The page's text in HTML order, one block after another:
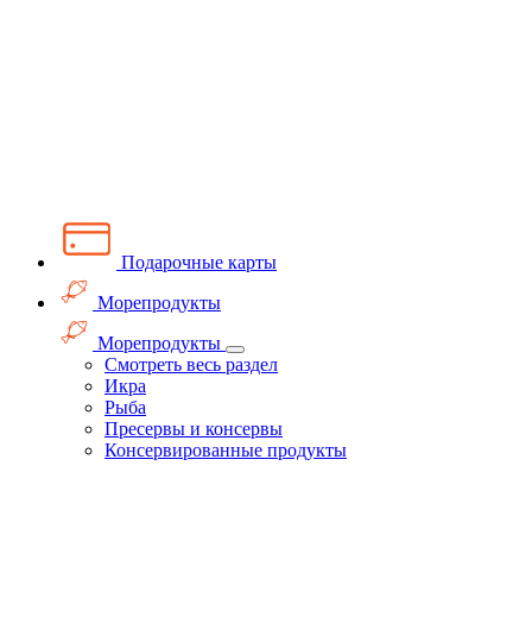
Подарочные карты
Морепродукты
Морепродукты
Смотреть весь раздел
Икра
Рыба
Пресервы и консервы
Консервированные продукты